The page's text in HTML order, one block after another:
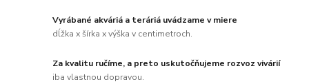
Vyrábané akváriá a teráriá uvádzame v miere
dĺžka x šírka x výška v centimetroch.
Za kvalitu ručíme, a preto uskutočňujeme rozvoz vivárií
iba vlastnou dopravou.